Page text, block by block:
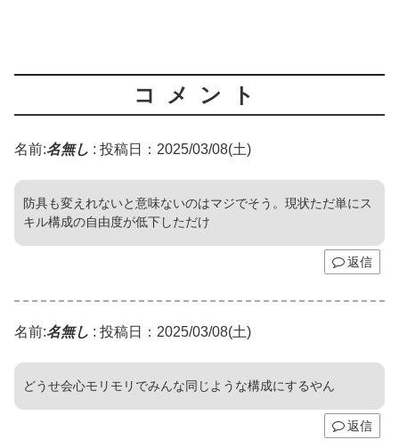
コメント
名前:名無し : 投稿日：2025/03/08(土)
防具も変えれないと意味ないのはマジでそう。現状ただ単にス
キル構成の自由度が低下しただけ
返信
名前:名無し : 投稿日：2025/03/08(土)
どうせ会心モリモリでみんな同じような構成にするやん
返信